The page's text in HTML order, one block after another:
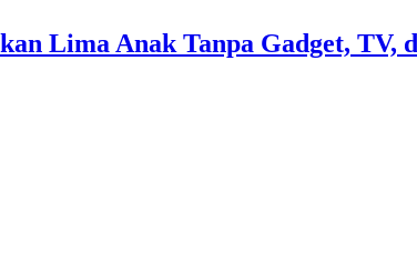
Lima Anak Tanpa Gadget, TV,